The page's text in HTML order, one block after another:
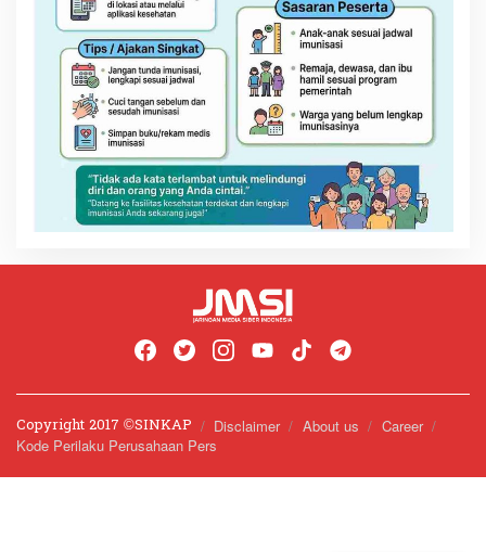
Copyright 2017 ©️SINKAP Disclaimer About us
Career
Kode Perilaku Perusahaan Pers